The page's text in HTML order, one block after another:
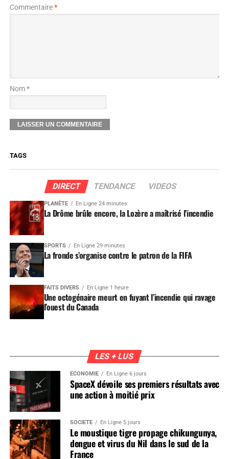
Commentaire*
Nom *
TAGS
DIRECT TENDANCE VIDEOS
PLANÈTE En Ligne 24 minutes
La Drôme brûle encore, la Lozère a maîtrisé l’incendie
SPORTS En Ligne 29 minutes
La fronde s’organise contre le patron de la FIFA
FAITS DIVERS En Ligne 1 heure
Une octogénaire meurt en fuyant l’incendie qui ravage
l’ouest du Canada
LES + LUS
ÉCONOMIE En Ligne 6 jours
SpaceX dévoile ses premiers résultats avec
une action à moitié prix
SOCIÉTÉ En Ligne 5 jours
Le moustique tigre propage chikungunya,
dengue et virus du Nil dans le sud de la
France